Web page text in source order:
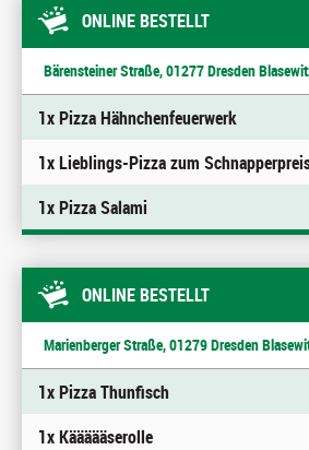
ONLINE BESTELLT
Bärensteiner Straße, 01277 Dresden
1x Pizza Hähnchenfeuerwerk
1x Lieblings-Pizza zum
1x Pizza Salami
ONLINE BESTELLT
Marienberger Straße, 01279 Dresden
1x Pizza Thunfisch
1x Käääääserolle